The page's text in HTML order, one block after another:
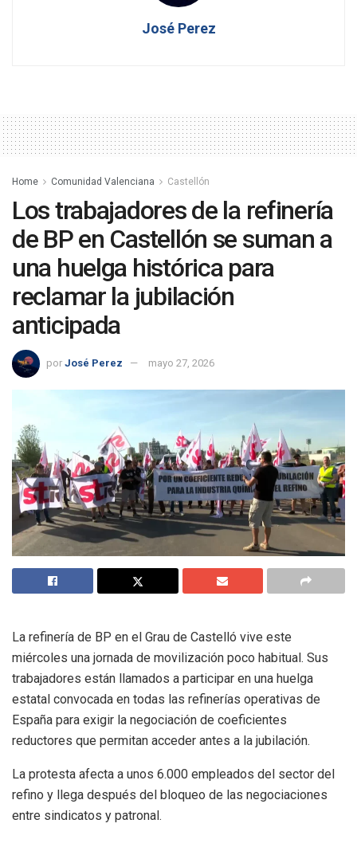
José Perez
Home Comunidad Valenciana Castellón
Los trabajadores de la refinería
de BP en Castellón se suman a
una huelga histórica para
reclamar la jubilación
anticipada
por José Perez mayo 27, 2026
La refinería de BP en el Grau de Castelló vive este
miércoles una jornada de movilización poco habitual. Sus
trabajadores están llamados a participar en una huelga
estatal convocada en todas las refinerías operativas de
España para exigir la negociación de coeficientes
reductores que permitan acceder antes a la jubilación.
La protesta afecta a unos 6.000 empleados del sector del
refino y llega después del bloqueo de las negociaciones
entre sindicatos y patronal.